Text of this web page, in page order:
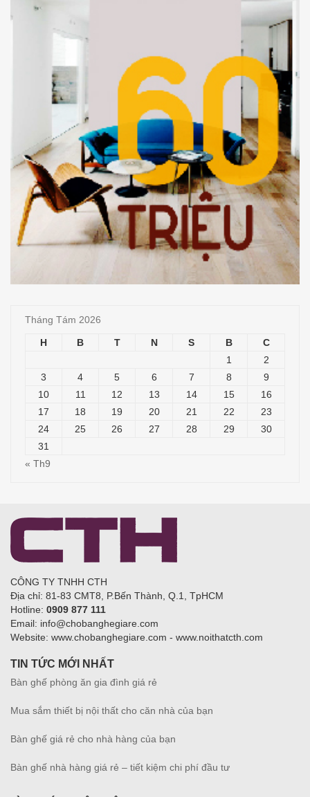
Tháng Tám 2026
H B T N S B
C
1
2
3
4 5 6 7 8
9
10
11 12 13 14 15
16
17
18 19 20 21 22
23
24
25 26 27 28 29
30
31
« Th9
CÔNG TY TNHH CTH
Địa chỉ: 81-83 CMT8, P.Bến Thành, Q.1, TpHCM
Hotline: 0909 877 111
Email: info@chobanghegiare.com
Website: www.chobanghegiare.com - www.noithatcth.com
TIN TỨC MỚI NHẤT
Bàn ghế phòng ăn gia đình giá rẻ
Mua sắm thiết bị nội thất cho căn nhà của bạn
Bàn ghế giá rẻ cho nhà hàng của bạn
Bàn ghế nhà hàng giá rẻ – tiết kiệm chi phí đầu tư